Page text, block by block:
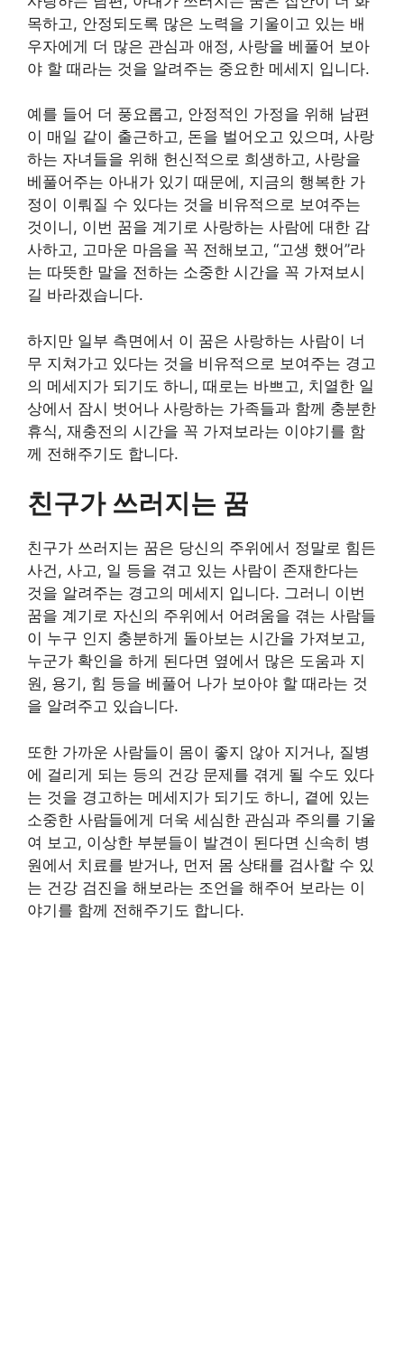
목하고, 안정되도록 많은 노력을 기울이고 있는 배
우자에게 더 많은 관심과 애정, 사랑을 베풀어 보아
야 할 때라는 것을 알려주는 중요한 메세지 입니다.
예를 들어 더 풍요롭고, 안정적인 가정을 위해 남편
이 매일 같이 출근하고, 돈을 벌어오고 있으며, 사랑
하는 자녀들을 위해 헌신적으로 희생하고, 사랑을
베풀어주는 아내가 있기 때문에, 지금의 행복한 가
정이 이뤄질 수 있다는 것을 비유적으로 보여주는
것이니, 이번 꿈을 계기로 사랑하는 사람에 대한 감
사하고, 고마운 마음을 꼭 전해보고, “고생 했어”라
는 따뜻한 말을 전하는 소중한 시간을 꼭 가져보시
길 바라겠습니다.
하지만 일부 측면에서 이 꿈은 사랑하는 사람이 너
무 지쳐가고 있다는 것을 비유적으로 보여주는 경고
의 메세지가 되기도 하니, 때로는 바쁘고, 치열한 일
상에서 잠시 벗어나 사랑하는 가족들과 함께 충분한
휴식, 재충전의 시간을 꼭 가져보라는 이야기를 함
께 전해주기도 합니다.
친구가 쓰러지는 꿈
친구가 쓰러지는 꿈은 당신의 주위에서 정말로 힘든
사건, 사고, 일 등을 겪고 있는 사람이 존재한다는
것을 알려주는 경고의 메세지 입니다. 그러니 이번
꿈을 계기로 자신의 주위에서 어려움을 겪는 사람들
이 누구 인지 충분하게 돌아보는 시간을 가져보고,
누군가 확인을 하게 된다면 옆에서 많은 도움과 지
원, 용기, 힘 등을 베풀어 나가 보아야 할 때라는 것
을 알려주고 있습니다.
또한 가까운 사람들이 몸이 좋지 않아 지거나, 질병
에 걸리게 되는 등의 건강 문제를 겪게 될 수도 있다
는 것을 경고하는 메세지가 되기도 하니, 곁에 있는
소중한 사람들에게 더욱 세심한 관심과 주의를 기울
여 보고, 이상한 부분들이 발견이 된다면 신속히 병
원에서 치료를 받거나, 먼저 몸 상태를 검사할 수 있
는 건강 검진을 해보라는 조언을 해주어 보라는 이
야기를 함께 전해주기도 합니다.